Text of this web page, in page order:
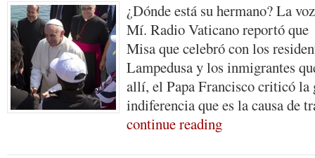
¿Dónde está su hermano? La
Mí. Radio Vaticano reportó
Misa que celebró con los
Lampedusa y los inmigrantes
allí, el Papa Francisco criticó la
indiferencia que es la causa de
continue reading